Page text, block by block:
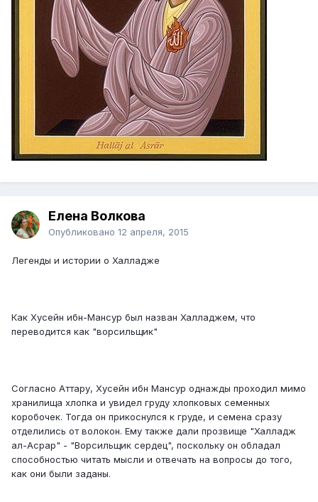
Елена Волкова
Опубликовано 12 апреля, 2015
Легенды и истории о Халладже
Как Хусейн ибн-Мансур был назван Халладжем, что
переводится как "ворсильщик"
Согласно Аттару, Хусейн ибн Мансур однажды проходил мимо
хранилища хлопка и увидел груду хлопковых семенных
коробочек. Тогда он прикоснулся к груде, и семена сразу
отделились от волокон. Ему также дали прозвище "Халладж
ал-Асрар" - "Ворсильщик сердец", поскольку он обладал
способностью читать мысли и отвечать на вопросы до того,
как они были заданы.